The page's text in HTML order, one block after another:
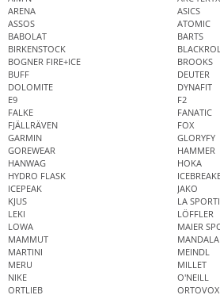
ARENA
ASICS
ASSOS
ATOMIC
BABOLAT
BARTS
BIRKENSTOCK
BOGNER FIRE+ICE
BROOKS
BUFF
DEUTER
DOLOMITE
DYNAFIT
E9
F2
FALKE
FANATIC
FJÄLLRÄVEN
FOX
GARMIN
GLORYFY
GOREWEAR
HAMMER
HANWAG
HOKA
HYDRO FLASK
ICEPEAK
JAKO
KJUS
LA
LEKI
LÖFFLER
LOWA
MAIER
MAMMUT
MANDALA
MARTINI
MEINDL
MERU
MILLET
NIKE
O'NEILL
ORTLIEB
ORTOVOX